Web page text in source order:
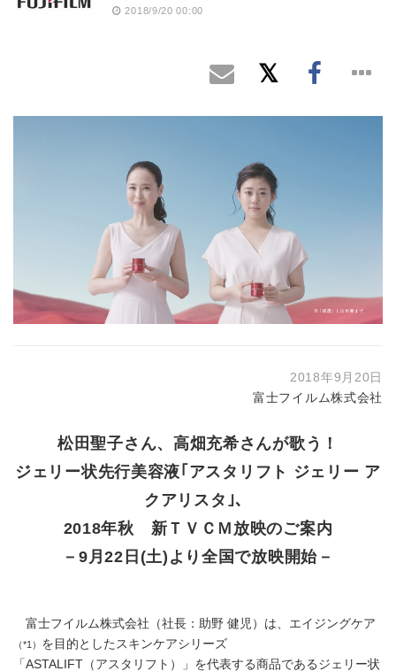
2018/9/20 00:00
2018年9月20日
富士フイルム株式会社
松田聖子さん、高畑充希さんが歌う！
ジェリー状先行美容液｢アスタリフト ジェリー ア
クアリスタ｣、
2018年秋 新ＴＶＣＭ放映のご案内
－9月22日(土)より全国で放映開始－
富士フイルム株式会社（社長：助野 健児）は、エイジングケア
（*1） を目的としたスキンケアシリーズ
「ASTALIFT（アスタリフト）」を代表する商品であるジェリー状